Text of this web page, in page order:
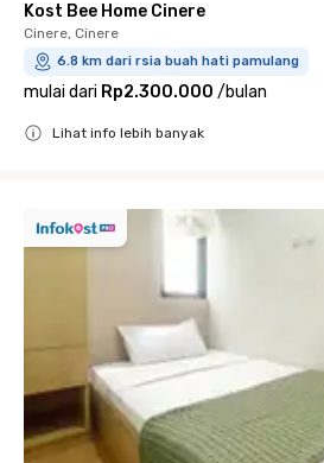
Kost Bee Home Cinere
Cinere, Cinere
6.8 km dari rsia buah hati pamulang
mulai dari Rp2.300.000 /bulan
Lihat info lebih banyak